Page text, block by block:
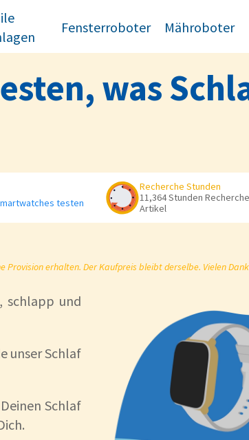
Fensterroboter Mähroboter
was
testen
Recherche Stunden
11,364 Stunden
Artikel
erhalten. Der Kaufpreis bleibt derselbe. Vielen
schlapp und
unser Schlaf
Schlaf